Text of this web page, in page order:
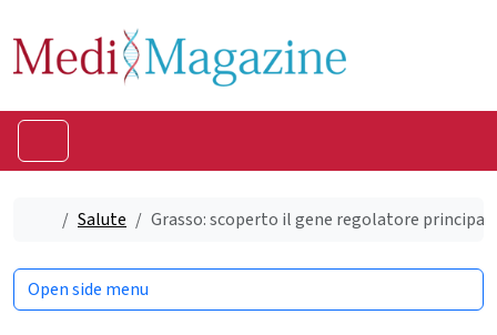
Home
Salute Grasso: scoperto il gene regolatore
Open side menu